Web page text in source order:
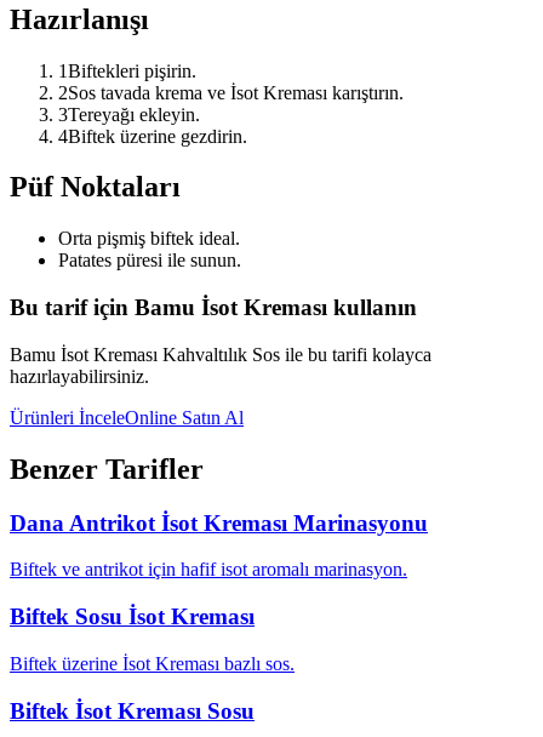
Hazırlanışı
1Biftekleri pişirin.
2Sos tavada krema ve İsot Kreması karıştırın.
3Tereyağı ekleyin.
4Biftek üzerine gezdirin.
Püf Noktaları
Orta pişmiş biftek ideal.
Patates püresi ile sunun.
Bu tarif için Bamu İsot Kreması kullanın
Bamu İsot Kreması Kahvaltılık Sos ile bu tarifi kolayca
hazırlayabilirsiniz.
Ürünleri İnceleOnline Satın Al
Benzer Tarifler
Dana Antrikot İsot Kreması Marinasyonu
Biftek ve antrikot için hafif isot aromalı marinasyon.
Biftek Sosu İsot Kreması
Biftek üzerine İsot Kreması bazlı sos.
Biftek İsot Kreması Sosu